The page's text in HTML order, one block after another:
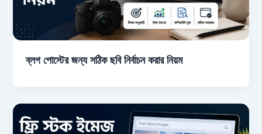
ব্লগ পোস্টের জন্য সঠিক ছবি নির্বাচন করার নিয়ম